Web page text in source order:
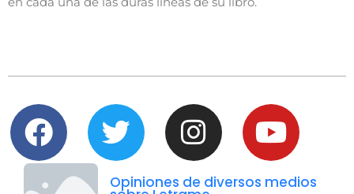
Opiniones de diversos medios